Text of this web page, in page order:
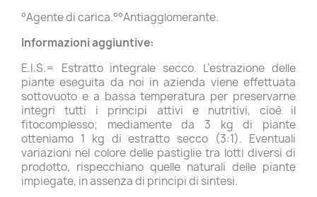
°Agente di carica.°°Antiagglomerante.
Informazioni aggiuntive:
E.I.S.= Estratto integrale secco. L’estrazione delle
piante eseguita da noi in azienda viene effettuata
sottovuoto e a bassa temperatura per preservarne
integri tutti i principi attivi e nutritivi, cioè il
fitocomplesso; mediamente da 3 kg di piante
otteniamo 1 kg di estratto secco (3:1). Eventuali
variazioni nel colore delle pastiglie tra lotti diversi di
prodotto, rispecchiano quelle naturali delle piante
impiegate, in assenza di principi di sintesi.